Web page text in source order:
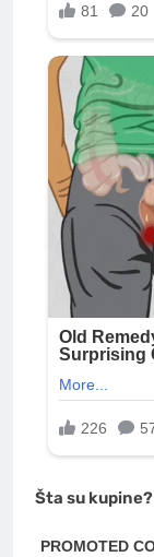
Šta su kupine?